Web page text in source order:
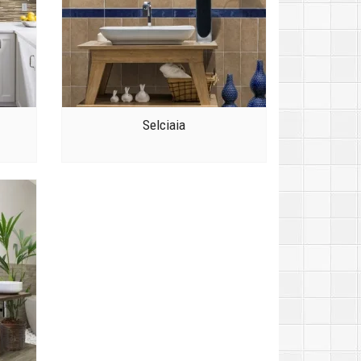
Selciaia